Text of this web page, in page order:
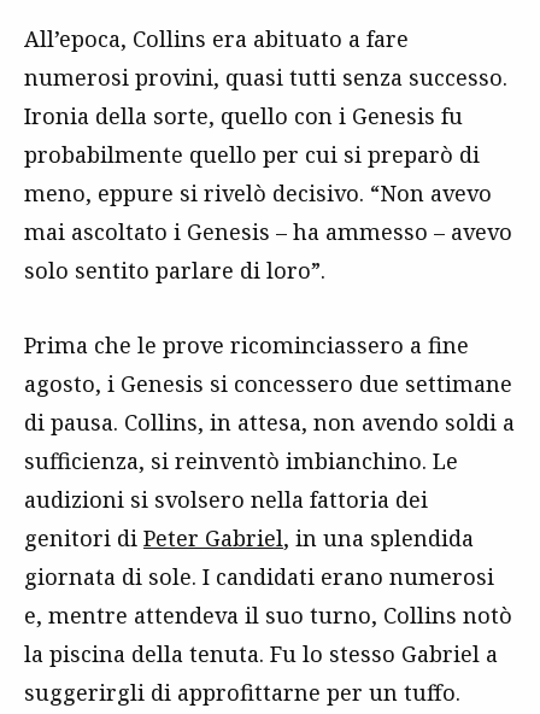
All’epoca, Collins era abituato a fare
numerosi provini, quasi tutti senza successo.
Ironia della sorte, quello con i Genesis fu
probabilmente quello per cui si preparò di
meno, eppure si rivelò decisivo. “Non avevo
mai ascoltato i Genesis – ha ammesso – avevo
solo sentito parlare di loro”.
Prima che le prove ricominciassero a fine
agosto, i Genesis si concessero due settimane
di pausa. Collins, in attesa, non avendo soldi a
sufficienza, si reinventò imbianchino. Le
audizioni si svolsero nella fattoria dei
genitori di Peter Gabriel, in una splendida
giornata di sole. I candidati erano numerosi
e, mentre attendeva il suo turno, Collins notò
la piscina della tenuta. Fu lo stesso Gabriel a
suggerirgli di approfittarne per un tuffo.